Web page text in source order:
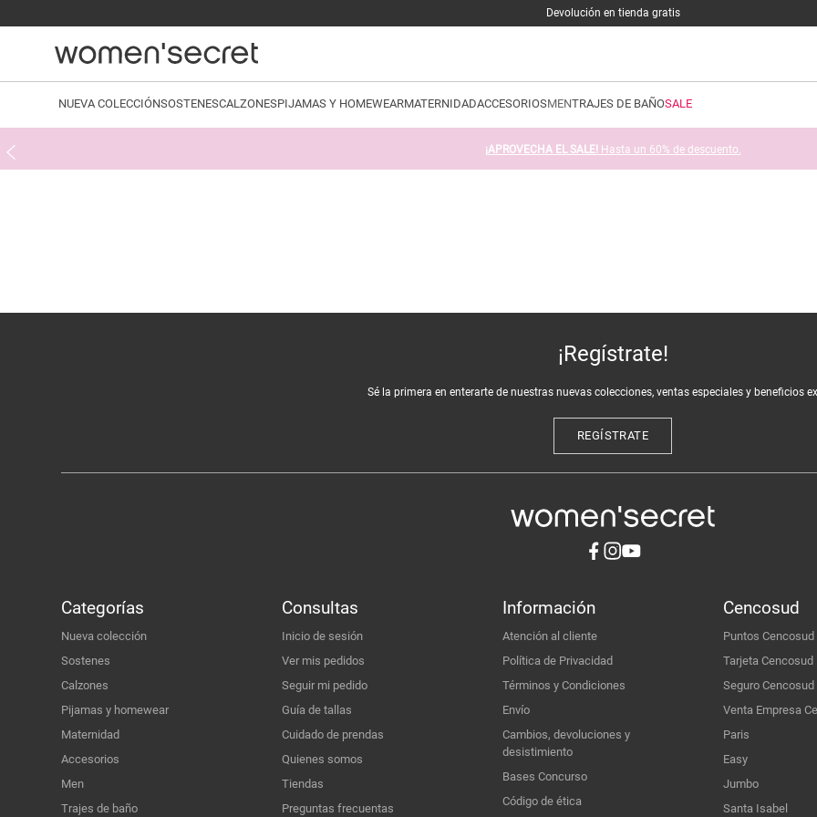
Devolución en tienda gratis
NUEVA COLECCIÓNSOSTENESCALZONESPIJAMAS Y HOMEWEARMATERNIDADACCESORIOSMENTRAJES DE BAÑOSALE
¡APROVECHA EL SALE! Hasta un 60% de descuento.
¡Regístrate!
Sé la primera en enterarte de nuestras nuevas colecciones, ventas especiales y beneficios
REGÍSTRATE
Categorías
Nueva colección
Sostenes
Calzones
Pijamas y homewear
Maternidad
Accesorios
Men
Trajes de baño
Consultas
Inicio de sesión
Ver mis pedidos
Seguir mi pedido
Guía de tallas
Cuidado de prendas
Quienes somos
Tiendas
Preguntas frecuentas
Información
Atención al cliente
Política de Privacidad
Términos y Condiciones
Envío
Cambios, devoluciones y
desistimiento
Bases Concurso
Código de ética
Cencosud
Puntos Cencosud
Tarjeta Cencosud
Seguro Cencosud
Venta Empresa
Paris
Easy
Jumbo
Santa Isabel